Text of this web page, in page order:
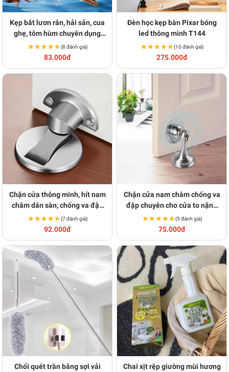
Kẹp bắt lươn rắn, hải sản, cua
ghẹ, tôm hùm chuyên dụng
S207
★★★★★
★★★★★(8 đánh giá)
83.000đ
Đèn học kẹp bàn Pixar bóng
led thông minh T144
★★★★★
★★★★★(10 đánh giá)
275.000đ
Chặn cửa thông minh, hít nam
châm dán sàn, chống va đập
T146
★★★★★
★★★★★(7 đánh giá)
92.000đ
Chặn cửa nam châm chống va
đập chuyên cho cửa to nặng
T147
★★★★★
★★★★★(5 đánh giá)
75.000đ
Chổi quét trần bằng sợi vải Chai xịt rệp giường mùi hương